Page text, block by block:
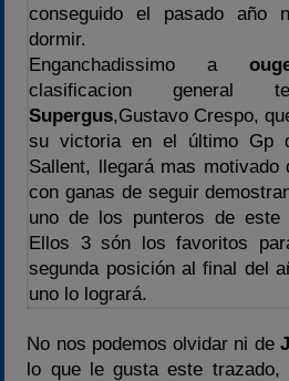
conseguido el pasado año
dormir.
Enganchadissimo a
clasificacion general
Supergus,Gustavo Crespo,
su victoria en el último Gp
Sallent, llegará mas motivado
con ganas de seguir
uno de los punteros de este
Ellos 3 són los favoritos
segunda posición al final del
uno lo logrará.
No nos podemos olvidar ni de
lo que le gusta este